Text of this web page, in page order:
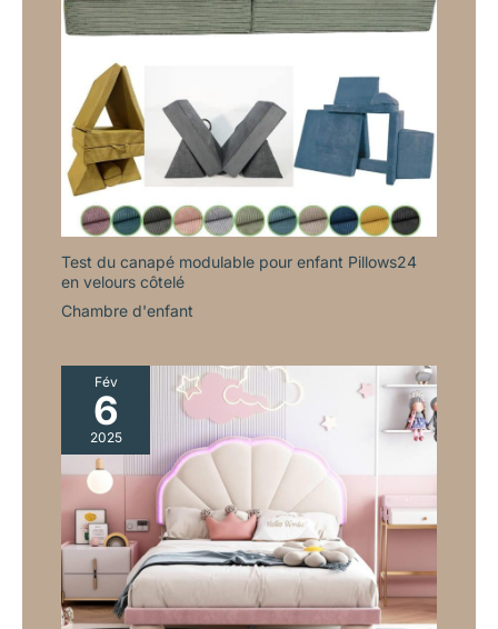
Test du canapé modulable pour enfant Pillows24
en velours côtelé
Chambre d'enfant
Fév
6
2025